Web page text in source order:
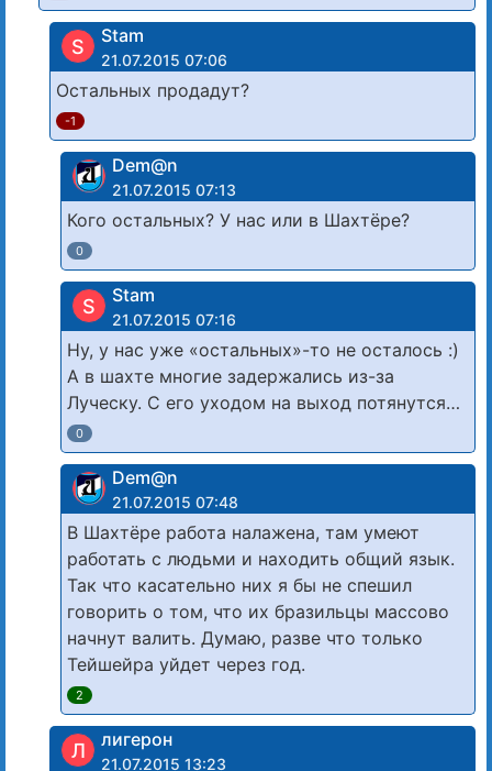
S Stam
21.07.2015 07:06
Остальных продадут?
-1
Dem@n
21.07.2015 07:13
Кого остальных? У нас или в Шахтёре?
0
S Stam
21.07.2015 07:16
Ну, у нас уже «остальных»-то не осталось :)
А в шахте многие задержались из-за
Луческу. С его уходом на выход потянутся…
0
Dem@n
21.07.2015 07:48
В Шахтёре работа налажена, там умеют
работать с людьми и находить общий язык.
Так что касательно них я бы не спешил
говорить о том, что их бразильцы массово
начнут валить. Думаю, разве что только
Тейшейра уйдет через год.
2
Л лигерон
21.07.2015 13:23